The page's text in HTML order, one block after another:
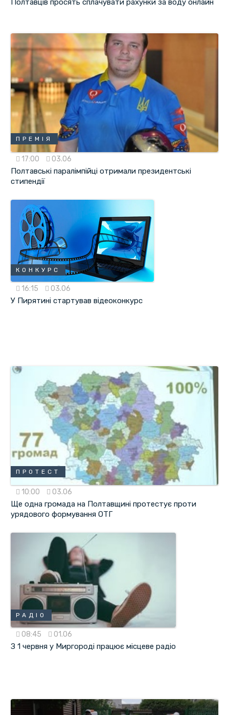
Полтавців просять сплачувати рахунки за воду онлайн
ПРЕМІЯ
17:00 03.06
Полтавські паралімпійці отримали президентські
стипендії
КОНКУРС
16:15 03.06
У Пирятині стартував відеоконкурс
ПРОТЕСТ
10:00 03.06
Ще одна громада на Полтавщині протестує проти
урядового формування ОТГ
РАДІО
08:45 01.06
З 1 червня у Миргороді працює місцеве радіо